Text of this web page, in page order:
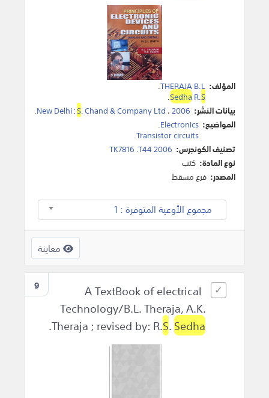
المؤلف: THERAJA B.L
.
SedhaR.S
.
بيانات النشر:
New Delhi:S. Chand & Company Ltd ،2006
.
المواضيع: Electronics
.
Transistor circuits
.
تصنيف الكونجرس: TK7816 .T44 2006
نوع المادة: كتب
المصدر: فرع مسقط
مجموع الأوعية المتوفرة : 1
معاينة
9
A TextBook of electrical
Technology/B.L. Theraja, A.K.
Theraja ; revised by: R.S.Sedha
.